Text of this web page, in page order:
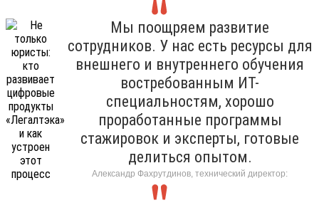
Мы поощряем развитие
сотрудников. У нас есть ресурсы для
внешнего и внутреннего обучения
востребованным ИТ-
специальностям, хорошо
проработанные программы
стажировок и эксперты, готовые
делиться опытом.
Александр Фахрутдинов, технический директор: